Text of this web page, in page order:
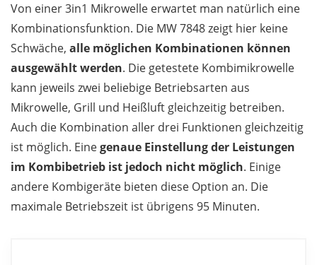
Von einer 3in1 Mikrowelle erwartet man natürlich eine
Kombinationsfunktion. Die MW 7848 zeigt hier keine
Schwäche, alle möglichen Kombinationen können
ausgewählt werden. Die getestete Kombimikrowelle
kann jeweils zwei beliebige Betriebsarten aus
Mikrowelle, Grill und Heißluft gleichzeitig betreiben.
Auch die Kombination aller drei Funktionen gleichzeitig
ist möglich. Einegenaue Einstellung der Leistungen
im Kombibetrieb ist jedoch nicht möglich. Einige
andere Kombigeräte bieten diese Option an. Die
maximale Betriebszeit ist übrigens 95 Minuten.